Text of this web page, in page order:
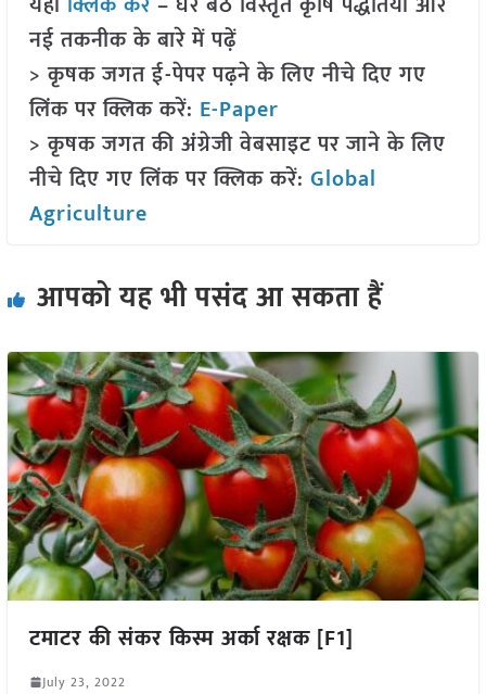
नई तकनीक के बारे में पढ़ें
> कृषक जगत ई-पेपर पढ़ने के लिए नीचे दिए गए
लिंक पर क्लिक करें: E-Paper
> कृषक जगत की अंग्रेजी वेबसाइट पर जाने के लिए
नीचे दिए गए लिंक पर क्लिक करें: Global
Agriculture
आपको यह भी पसंद आ सकता हैं
टमाटर की संकर किस्म अर्का रक्षक [F1]
July 23, 2022